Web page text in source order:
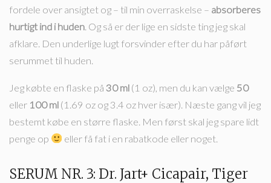
fordele over ansigtet og – til min overraskelse – absorberes
hurtigt ind i huden. Og så er der lige en sidste ting jeg skal
afklare. Den underlige lugt forsvinder efter du har påført
serummet til huden.
Jeg købte en flaske på 30 ml (1 oz), men du kan vælge 50
eller 100 ml (1.69 oz og 3.4 oz hver især). Næste gang vil jeg
bestemt købe en større flaske. Men først skal jeg spare lidt
penge op
eller få fat i en rabatkode eller noget.
SERUM NR. 3: Dr. Jart+ Cicapair, Tiger